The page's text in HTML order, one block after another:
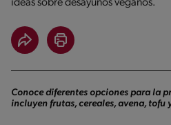
ideas sobre desayunos veganos.
Conoce diferentes opciones para la
incluyen frutas, cereales, avena, tofu